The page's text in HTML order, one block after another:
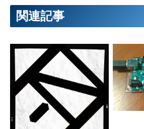
関連記事